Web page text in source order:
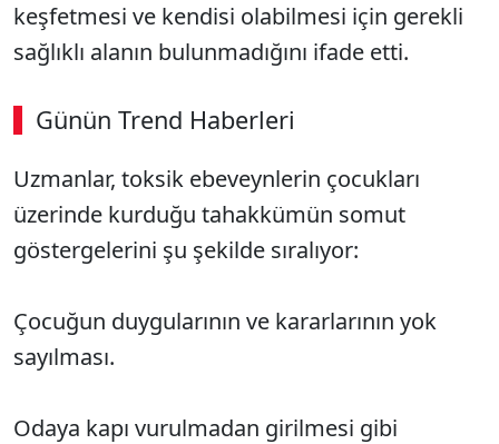
keşfetmesi ve kendisi olabilmesi için gerekli
sağlıklı alanın bulunmadığını ifade etti.
Günün Trend Haberleri
00:02 / 08:06
Sesi Aç
Uzmanlar, toksik ebeveynlerin çocukları
üzerinde kurduğu tahakkümün somut
göstergelerini şu şekilde sıralıyor:
Çocuğun duygularının ve kararlarının yok
sayılması.
Odaya kapı vurulmadan girilmesi gibi